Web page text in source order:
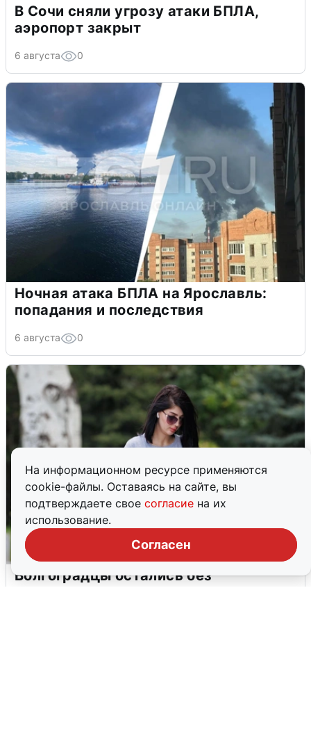
На информационном ресурсе применяются
cookie-файлы. Оставаясь на сайте, вы
подтверждаете свое согласие на их
использование.
Согласен
В Сочи сняли угрозу атаки БПЛА,
аэропорт закрыт
6 августа 0
Ночная атака БПЛА на Ярославль:
попадания и последствия
6 августа 0
Волгоградцы остались без